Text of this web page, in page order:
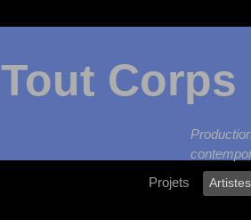
Tout Corps
Projets
Artistes